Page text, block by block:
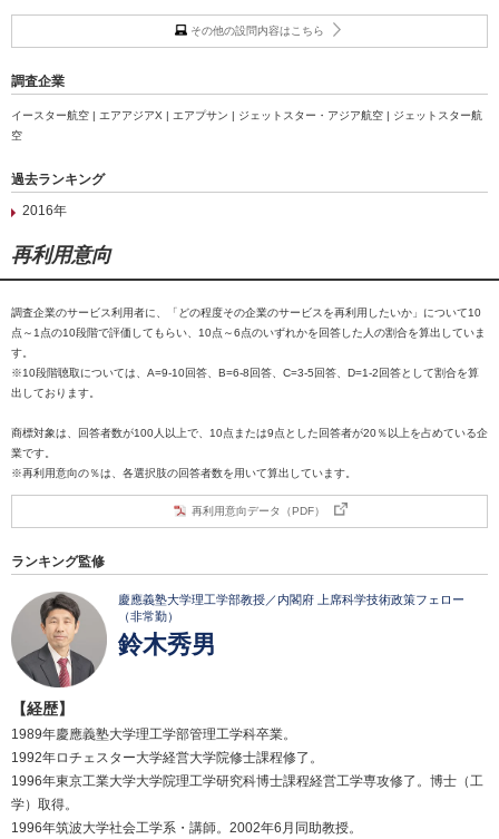
その他の設問内容はこちら
調査企業
イースター航空 | エアアジアX | エアプサン | ジェットスター・アジア航空 | ジェットスター航
空
過去ランキング
2016年
再利用意向
調査企業のサービス利用者に、「どの程度その企業のサービスを再利用したいか」について10
点～1点の10段階で評価してもらい、10点～6点のいずれかを回答した人の割合を算出していま
す。
※10段階聴取については、A=9-10回答、B=6-8回答、C=3-5回答、D=1-2回答として割合を算
出しております。
商標対象は、回答者数が100人以上で、10点または9点とした回答者が20％以上を占めている企
業です。
※再利用意向の％は、各選択肢の回答者数を用いて算出しています。
再利用意向データ（PDF）
ランキング監修
慶應義塾大学理工学部教授／内閣府 上席科学技術政策フェロー
（非常勤）
鈴木秀男
【経歴】
1989年慶應義塾大学理工学部管理工学科卒業。
1992年ロチェスター大学経営大学院修士課程修了。
1996年東京工業大学大学院理工学研究科博士課程経営工学専攻修了。博士（工
学）取得。
1996年筑波大学社会工学系・講師。2002年6月同助教授。